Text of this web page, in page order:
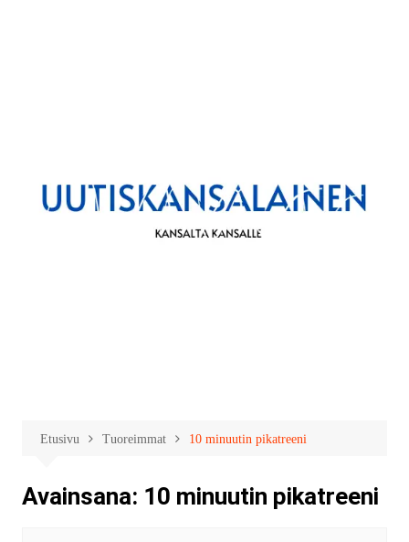
Etusivu Tuoreimmat 10 minuutin pikatreeni
Avainsana: 10 minuutin pikatreeni